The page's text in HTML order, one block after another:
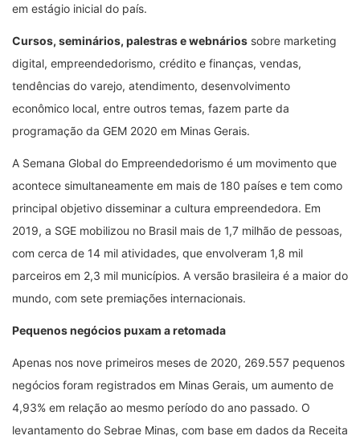
em estágio inicial do país.
Cursos, seminários, palestras e webnários sobre marketing
digital, empreendedorismo, crédito e finanças, vendas,
tendências do varejo, atendimento, desenvolvimento
econômico local, entre outros temas, fazem parte da
programação da GEM 2020 em Minas Gerais.
A Semana Global do Empreendedorismo é um movimento que
acontece simultaneamente em mais de 180 países e tem como
principal objetivo disseminar a cultura empreendedora. Em
2019, a SGE mobilizou no Brasil mais de 1,7 milhão de pessoas,
com cerca de 14 mil atividades, que envolveram 1,8 mil
parceiros em 2,3 mil municípios. A versão brasileira é a maior do
mundo, com sete premiações internacionais.
Pequenos negócios puxam a retomada
Apenas nos nove primeiros meses de 2020, 269.557 pequenos
negócios foram registrados em Minas Gerais, um aumento de
4,93% em relação ao mesmo período do ano passado. O
levantamento do Sebrae Minas, com base em dados da Receita